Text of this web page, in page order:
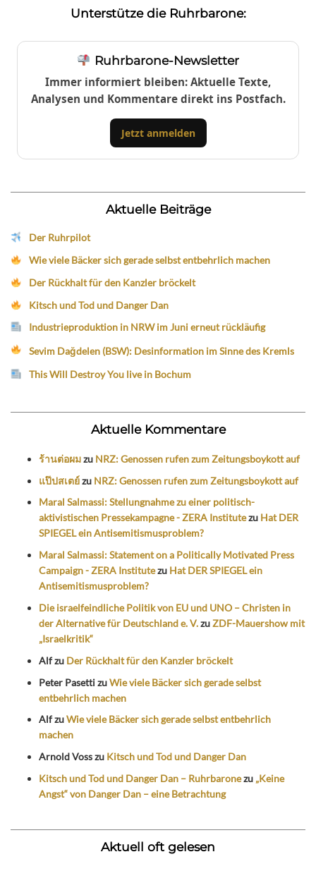
Unterstütze die Ruhrbarone:
Ruhrbarone-Newsletter
Immer informiert bleiben: Aktuelle Texte,
Analysen und Kommentare direkt ins Postfach.
Jetzt anmelden
Aktuelle Beiträge
Der Ruhrpilot
Wie viele Bäcker sich gerade selbst entbehrlich machen
Der Rückhalt für den Kanzler bröckelt
Kitsch und Tod und Danger Dan
Industrieproduktion in NRW im Juni erneut rückläufig
Sevim Dağdelen (BSW): Desinformation im Sinne des Kremls
This Will Destroy You live in Bochum
Aktuelle Kommentare
ร้านต่อผมzu NRZ: Genossen rufen zum Zeitungsboykott auf
แป๊ปสเตย์zu NRZ: Genossen rufen zum Zeitungsboykott auf
Maral Salmassi: Stellungnahme zu einer politisch-
aktivistischen Pressekampagne - ZERA Institutezu Hat DER
SPIEGEL ein Antisemitismusproblem?
Maral Salmassi: Statement on a Politically Motivated Press
Campaign - ZERA Institutezu Hat DER SPIEGEL ein
Antisemitismusproblem?
Die israelfeindliche Politik von EU und UNO – Christen in
der Alternative für Deutschland e. V.zuZDF-Mauershow mit
„Israelkritik“
Alfzu Der Rückhalt für den Kanzler bröckelt
Peter PasettizuWie viele Bäcker sich gerade selbst
entbehrlich machen
AlfzuWie viele Bäcker sich gerade selbst entbehrlich
machen
Arnold Vosszu Kitsch und Tod und Danger Dan
Kitsch und Tod und Danger Dan – Ruhrbaronezu „Keine
Angst“ von Danger Dan – eine Betrachtung
Aktuell oft gelesen